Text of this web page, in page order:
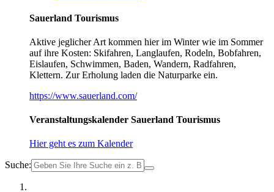
Sauerland Tourismus
Aktive jeglicher Art kommen hier im Winter wie im Sommer
auf ihre Kosten: Skifahren, Langlaufen, Rodeln, Bobfahren,
Eislaufen, Schwimmen, Baden, Wandern, Radfahren,
Klettern. Zur Erholung laden die Naturparke ein.
https://www.sauerland.com/
Veranstaltungskalender Sauerland Tourismus
Hier geht es zum Kalender
Suche: